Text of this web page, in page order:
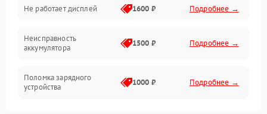
Засор
Привод
Не работает дисплей 1600 ₽ Подробнее →
Неисправность
аккумулятора
1500 ₽ Подробнее →
Поломка зарядного
устройства
1000 ₽ Подробнее →